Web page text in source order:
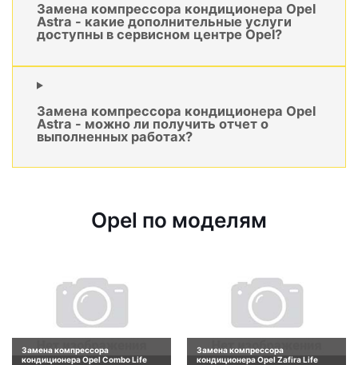
Замена компрессора кондиционера Opel
Astra - какие дополнительные услуги
доступны в сервисном центре Opel?
Замена компрессора кондиционера Opel
Astra - можно ли получить отчет о
выполненных работах?
Opel по моделям
Замена компрессора
кондиционера Opel Combo Life
Замена компрессора
кондиционера Opel Zafira Life